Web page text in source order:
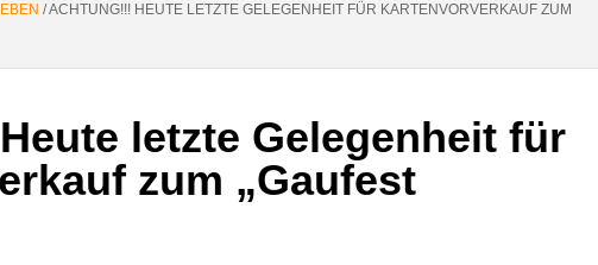
/ACHTUNG!!! HEUTE LETZTE GELEGENHEIT FÜR KARTENVORVERKAUF ZUM
letzte Gelegenheit für
zum „Gaufest